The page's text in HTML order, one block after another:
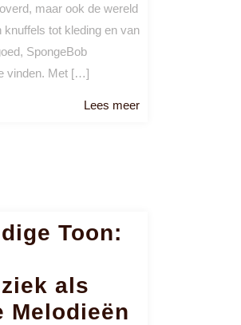
maar ook de wereld
tot kleding en van
SpongeBob
vinden. Met […]
Lees meerLees
Toon:
als
Melodieën